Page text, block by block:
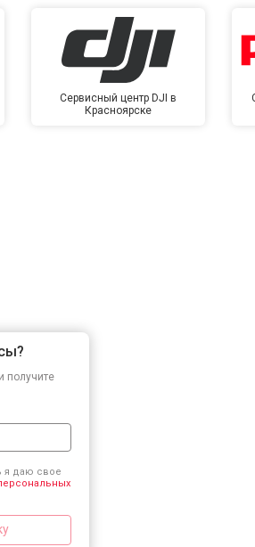
Сервисный центр DJI в
Красноярске
получите
я даю свое